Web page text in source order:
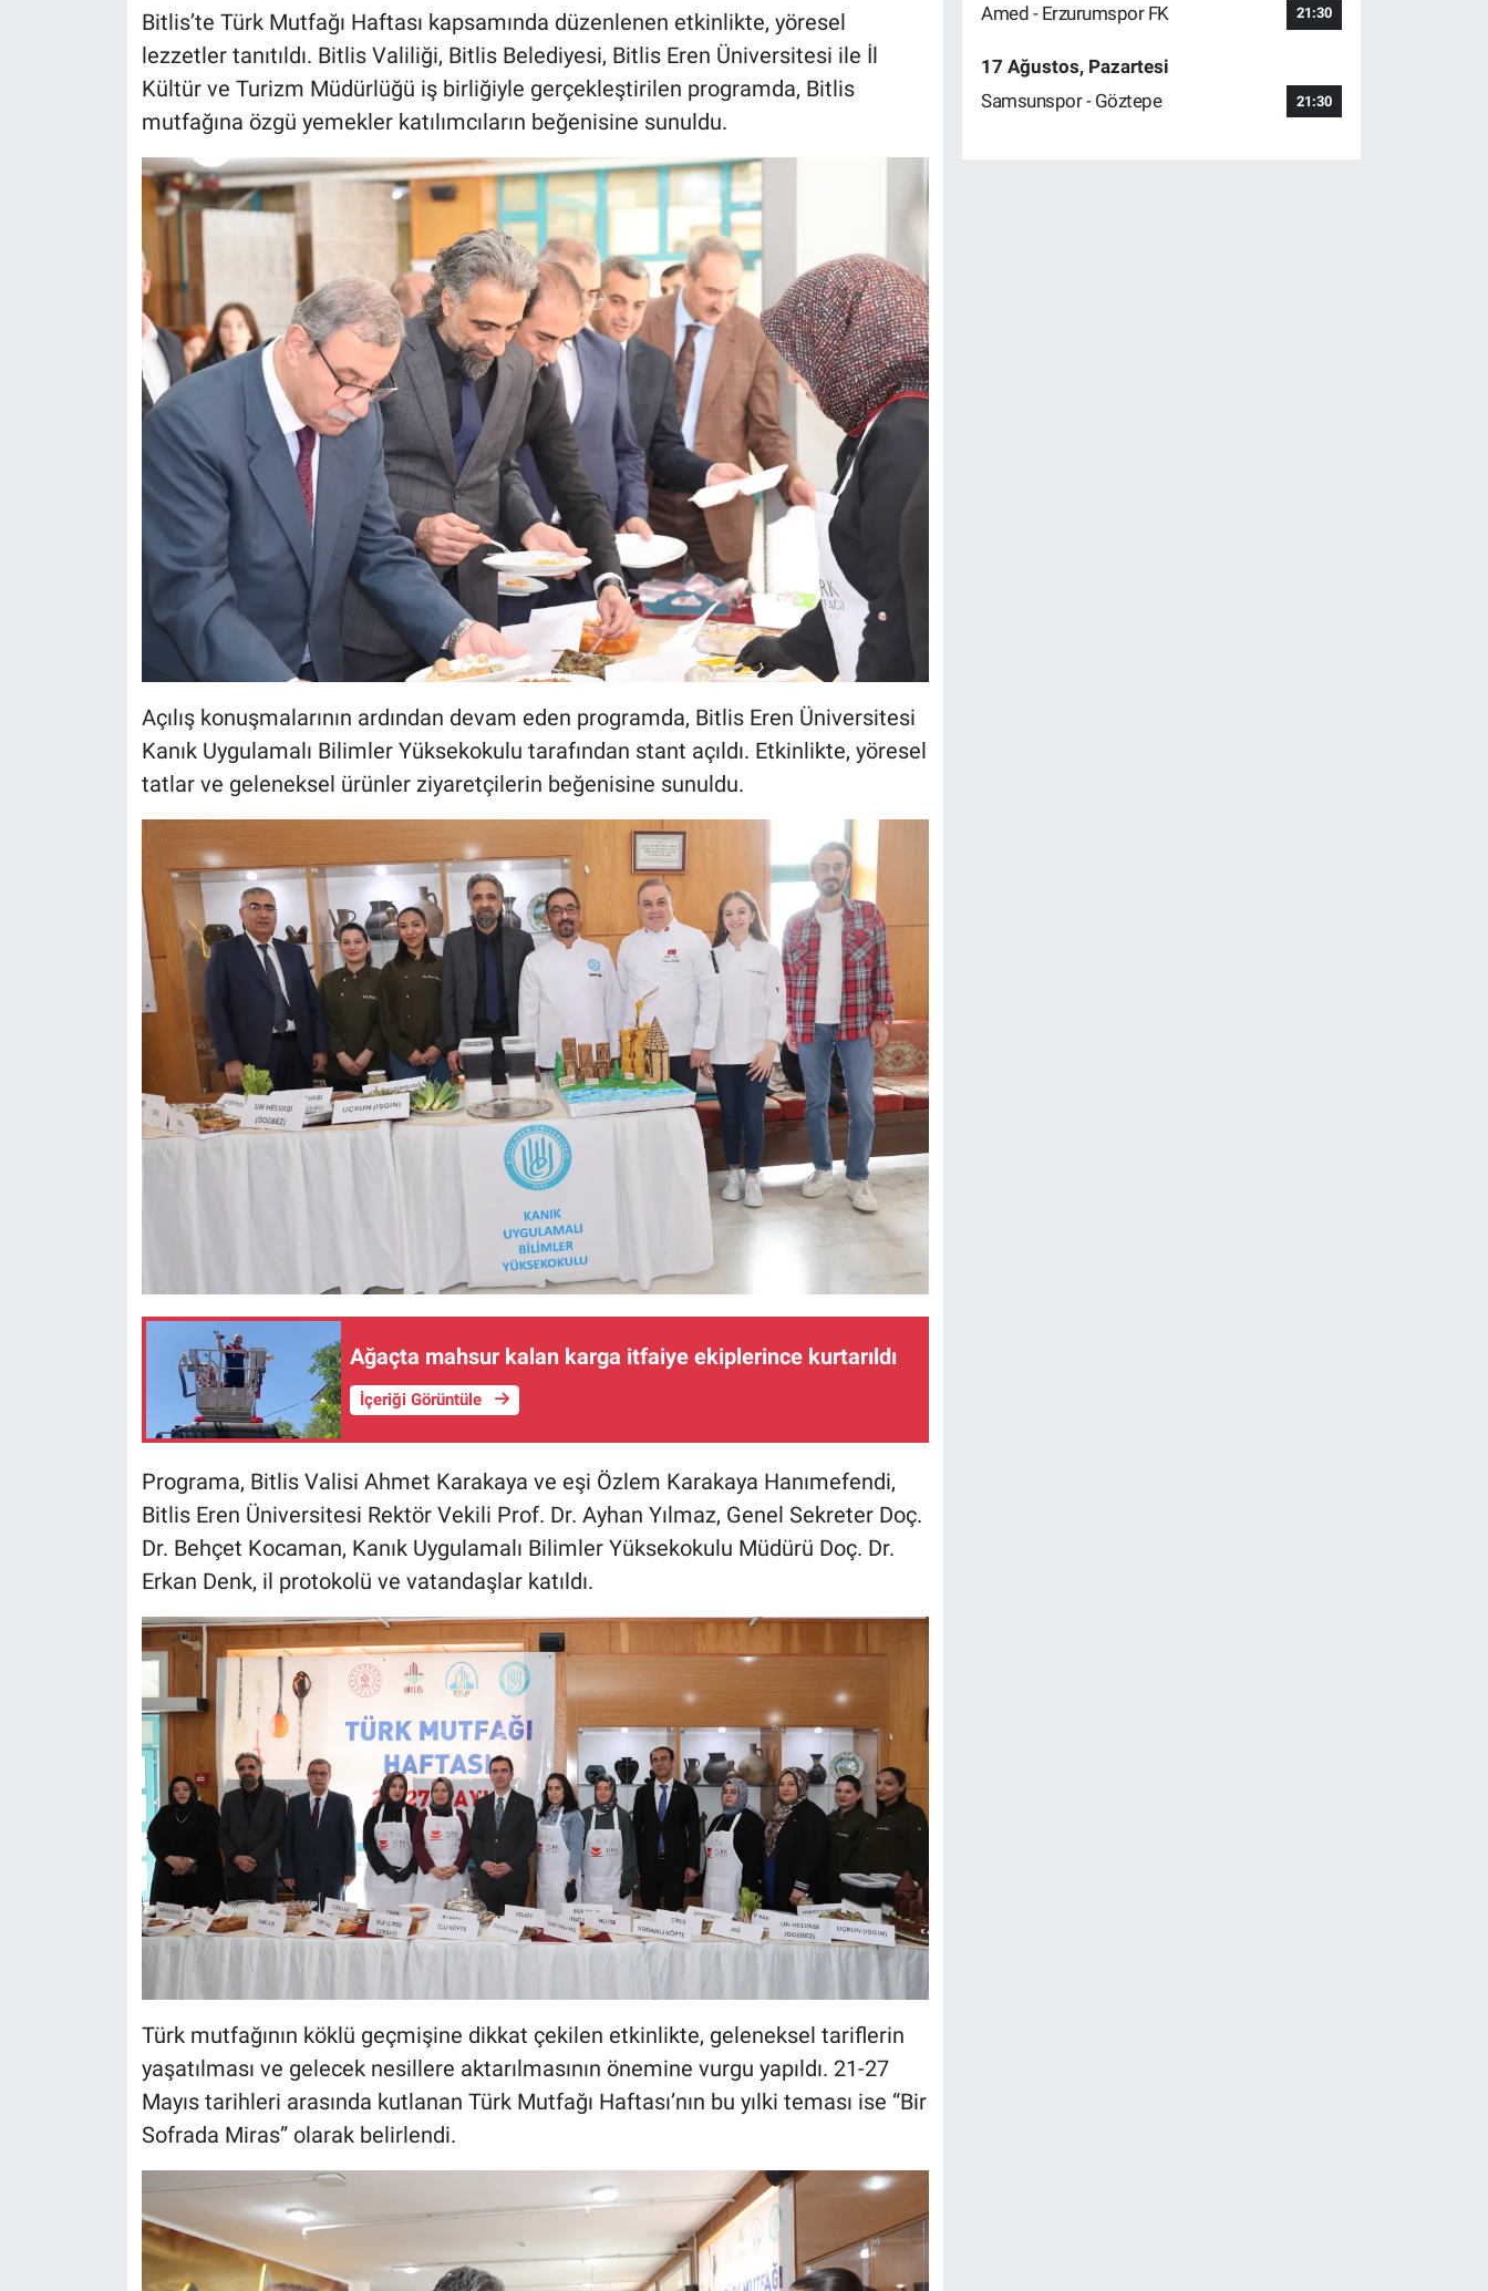
Bitlis’te Türk Mutfağı Haftası kapsamında düzenlenen etkinlikte, yöresel
lezzetler tanıtıldı. Bitlis Valiliği, Bitlis Belediyesi, Bitlis Eren Üniversitesi ile İl
Kültür ve Turizm Müdürlüğü iş birliğiyle gerçekleştirilen programda, Bitlis
mutfağına özgü yemekler katılımcıların beğenisine sunuldu.
Açılış konuşmalarının ardından devam eden programda, Bitlis Eren Üniversitesi
Kanık Uygulamalı Bilimler Yüksekokulu tarafından stant açıldı. Etkinlikte, yöresel
tatlar ve geleneksel ürünler ziyaretçilerin beğenisine sunuldu.
Ağaçta mahsur kalan karga itfaiye ekiplerince kurtarıldı
İçeriği Görüntüle
Programa, Bitlis Valisi Ahmet Karakaya ve eşi Özlem Karakaya Hanımefendi,
Bitlis Eren Üniversitesi Rektör Vekili Prof. Dr. Ayhan Yılmaz, Genel Sekreter Doç.
Dr. Behçet Kocaman, Kanık Uygulamalı Bilimler Yüksekokulu Müdürü Doç. Dr.
Erkan Denk, il protokolü ve vatandaşlar katıldı.
Türk mutfağının köklü geçmişine dikkat çekilen etkinlikte, geleneksel tariflerin
yaşatılması ve gelecek nesillere aktarılmasının önemine vurgu yapıldı. 21-27
Mayıs tarihleri arasında kutlanan Türk Mutfağı Haftası’nın bu yılki teması ise “Bir
Sofrada Miras” olarak belirlendi.
Amed - Erzurumspor FK 21:30
17 Ağustos, Pazartesi
Samsunspor - Göztepe
21:30